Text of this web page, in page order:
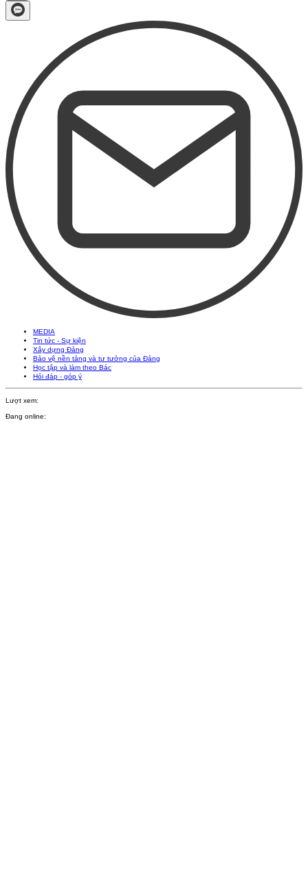
MEDIA
Tin tức - Sự kiện
Xây dựng Đảng
Bảo vệ nền tảng và tư tưởng của Đảng
Học tập và làm theo Bác
Hỏi đáp - góp ý
Lượt xem:
Đang online: